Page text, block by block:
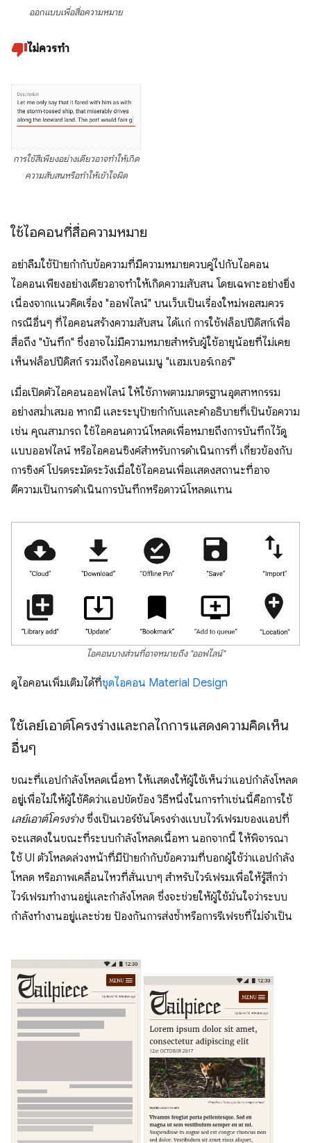
ออกแบบเพื่อสื่อความหมาย
ไม่ควรทำ
การใช้สีเพียงอย่างเดียวอาจทำให้เกิด
ความสับสนหรือทำให้เข้าใจผิด
ใช้ไอคอนที่สื่อความหมาย
อย่าลืมใช้ป้ายกำกับข้อความที่มีความหมายควบคู่ไปกับไอคอน
ไอคอนเพียงอย่างเดียวอาจทำให้เกิดความสับสน โดยเฉพาะอย่างยิ่ง
เนื่องจากแนวคิดเรื่อง "ออฟไลน์" บนเว็บเป็นเรื่องใหม่พอสมควร
กรณีอื่นๆ ที่ไอคอนสร้างความสับสน ได้แก่ การใช้ฟล็อปปีดิสก์เพื่อ
สื่อถึง "บันทึก" ซึ่งอาจไม่มีความหมายสำหรับผู้ใช้อายุน้อยที่ไม่เคย
เห็นฟล็อปปีดิสก์ รวมถึงไอคอนเมนู "แฮมเบอร์เกอร์"
เมื่อเปิดตัวไอคอนออฟไลน์ ให้ใช้ภาพตามมาตรฐานอุตสาหกรรม
อย่างสม่ำเสมอ หากมี และระบุป้ายกำกับและคำอธิบายที่เป็นข้อความ
เช่น คุณสามารถ ใช้ไอคอนดาวน์โหลดเพื่อหมายถึงการบันทึกไว้ดู
แบบออฟไลน์ หรือไอคอนซิงค์สำหรับการดำเนินการที่ เกี่ยวข้องกับ
การซิงค์ โปรดระมัดระวังเมื่อใช้ไอคอนเพื่อแสดงสถานะที่อาจ
ตีความเป็นการดำเนินการบันทึกหรือดาวน์โหลดแทน
ไอคอนบางส่วนที่อาจหมายถึง "ออฟไลน์"
ดูไอคอนเพิ่มเติมได้ที่ชุดไอคอน Material Design
ใช้เลย์เอาต์โครงร่างและกลไกการแสดงความคิดเห็น
อื่นๆ
ขณะที่แอปกำลังโหลดเนื้อหา ให้แสดงให้ผู้ใช้เห็นว่าแอปกำลังโหลด
อยู่เพื่อไม่ให้ผู้ใช้คิดว่าแอปขัดข้อง วิธีหนึ่งในการทำเช่นนี้คือการใช้
เลย์เอาต์โครงร่างซึ่งเป็นเวอร์ชันโครงร่างแบบไวร์เฟรมของแอปที่
จะแสดงในขณะที่ระบบกำลังโหลดเนื้อหา นอกจากนี้ ให้พิจารณา
ใช้ UI ตัวโหลดล่วงหน้าที่มีป้ายกำกับข้อความที่บอกผู้ใช้ว่าแอปกำลัง
โหลด หรือภาพเคลื่อนไหวที่สั่นเบาๆ สำหรับไวร์เฟรมเพื่อให้รู้สึกว่า
ไวร์เฟรมทำงานอยู่และกำลังโหลด ซึ่งจะช่วยให้ผู้ใช้มั่นใจว่าระบบ
กำลังทำงานอยู่และช่วย ป้องกันการส่งซ้ำหรือการรีเฟรชที่ไม่จำเป็น